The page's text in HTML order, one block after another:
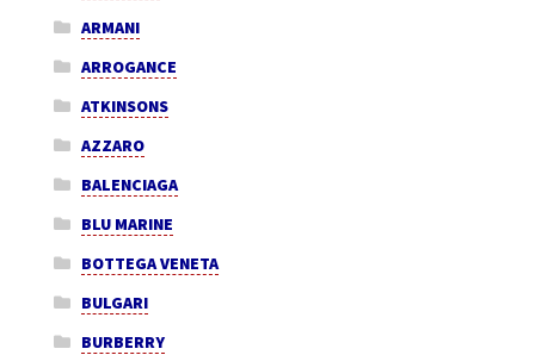
ARMANI
ARROGANCE
ATKINSONS
AZZARO
BALENCIAGA
BLU MARINE
BOTTEGA VENETA
BULGARI
BURBERRY